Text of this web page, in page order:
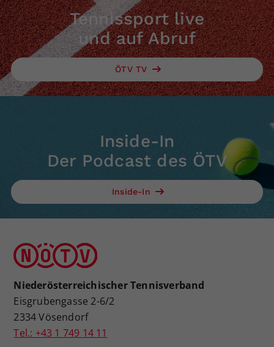
Tennissport live
und auf Abruf
ÖTV TV
Inside-In
Der Podcast des ÖTV
Inside-In
Niederösterreichischer Tennisverband
Eisgrubengasse 2-6/2
2334 Vösendorf
Tel.: +43 1 749 14 11